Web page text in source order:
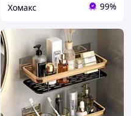
Хомакс 99%